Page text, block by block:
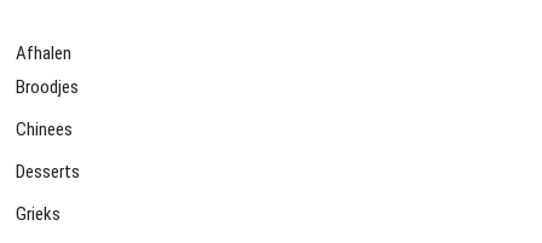
Afhalen
Broodjes
Chinees
Desserts
Grieks